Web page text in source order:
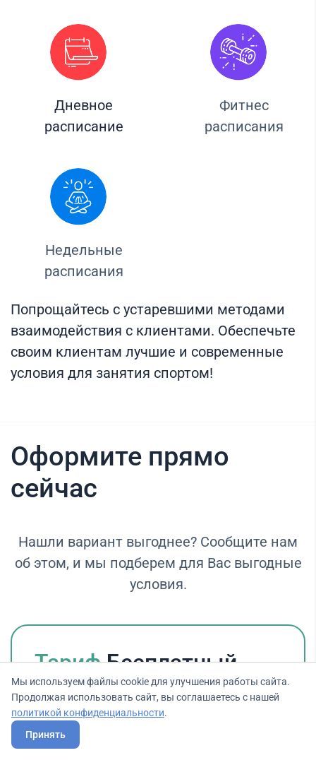
Дневное
расписание
Фитнес
расписания
Недельные
расписания
Попрощайтесь с устаревшими методами
взаимодействия с клиентами. Обеспечьте
своим клиентам лучшие и современные
условия для занятия спортом!
Оформите прямо
сейчас
Нашли вариант выгоднее? Сообщите нам
об этом, и мы подберем для Вас выгодные
условия.
Тариф Бесплатный
Идеально подходит для тех, кто
ценит нашу платформу. Бесплатный
тарифный план Ликвид предлагает:
Мы используем файлы cookie для улучшения работы сайта.
Продолжая использовать сайт, вы соглашаетесь с нашей
политикой конфиденциальности.
Принять